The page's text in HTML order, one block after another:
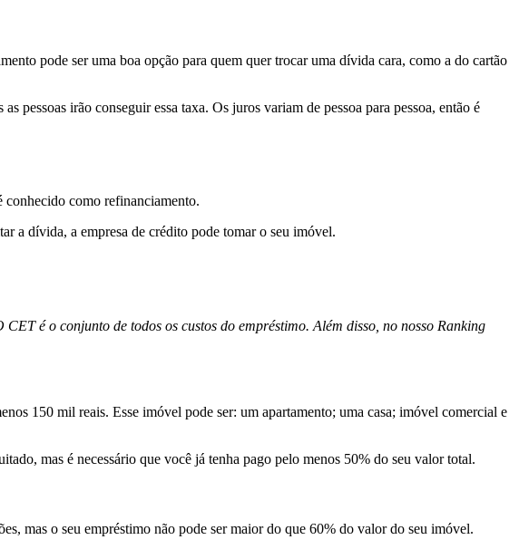
pode ser uma boa opção para quem quer trocar uma dívida cara, como a do cartão
pessoas irão conseguir essa taxa. Os juros variam de pessoa para pessoa, então é
conhecido como refinanciamento.
a dívida, a empresa de crédito pode tomar o seu imóvel.
é o conjunto de todos os custos do empréstimo. Além disso, no nosso Ranking
150 mil reais. Esse imóvel pode ser: um apartamento; uma casa; imóvel comercial e
mas é necessário que você já tenha pago pelo menos 50% do seu valor total.
mas o seu empréstimo não pode ser maior do que 60% do valor do seu imóvel.